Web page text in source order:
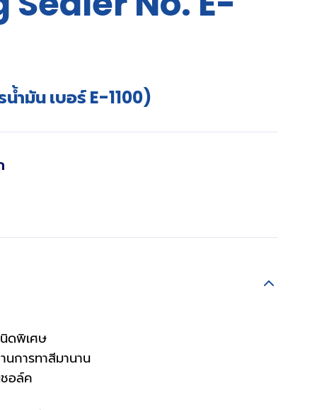
ำมัน เบอร์ E-1100)
ดพิเศษ
นการทาสีมานาน
อล์ค